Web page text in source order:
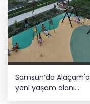
Samsun’da Alaçam'a
yeni yaşam alanı